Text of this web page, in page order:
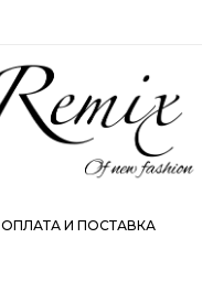
ОПЛАТА И ПОСТАВКА